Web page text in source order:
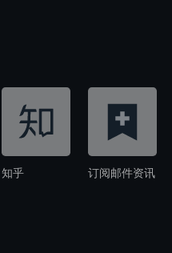
知乎 订阅邮件资讯